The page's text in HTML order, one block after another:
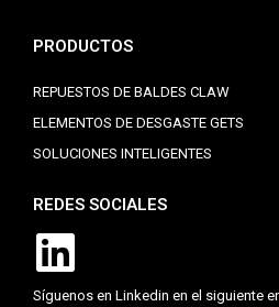
PRODUCTOS
REPUESTOS DE BALDES CLAW
ELEMENTOS DE DESGASTE GETS
SOLUCIONES INTELIGENTES
REDES SOCIALES
Síguenos en Linkedin en el siguiente